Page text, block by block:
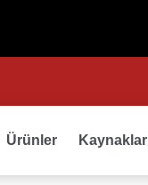
Ürünler Kaynaklar